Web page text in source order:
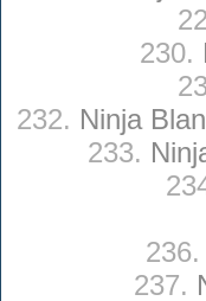
230.
232. Ninja
233.
236.
237.